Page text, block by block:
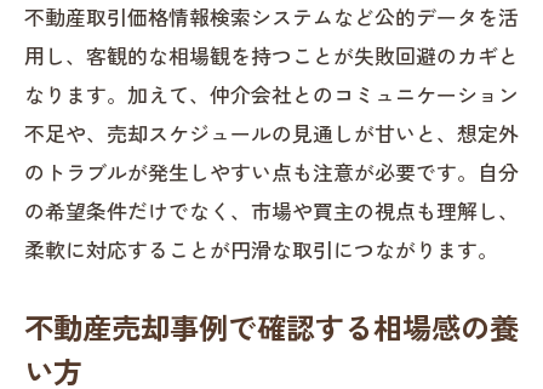
土地総合情報システムで分かる不動産売
却の相場
不動産売却の相場調査で見る成約事例の
重要性
公的データを使った不動産売却相場の正
しい調べ方
ック習慣
トラブル回避に役立つ事例分析の極意
不動産取引価格情報検索システムなど公的データを活
用し、客観的な相場観を持つことが失敗回避のカギと
なります。加えて、仲介会社とのコミュニケーション
不足や、売却スケジュールの見通しが甘いと、想定外
のトラブルが発生しやすい点も注意が必要です。自分
の希望条件だけでなく、市場や買主の視点も理解し、
柔軟に対応することが円滑な取引につながります。
不動産売却事例で確認する相場感の養
い方